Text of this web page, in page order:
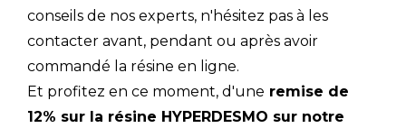
conseils de nos experts, n'hésitez pas à les
contacter avant, pendant ou après avoir
commandé la résine en ligne.
Et profitez en ce moment, d'une remise de
12% sur la résine HYPERDESMO sur notre